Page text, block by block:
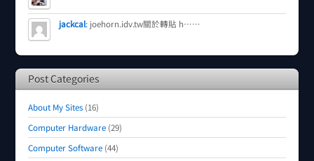
jackcal: joehorn.idv.tw關於轉貼 h……
Post Categories
About My Sites (16)
Computer Hardware (29)
Computer Software (44)